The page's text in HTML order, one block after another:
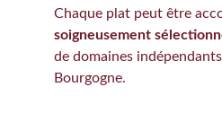
Chaque plat peut être
soigneusement
de domaines
Bourgogne.